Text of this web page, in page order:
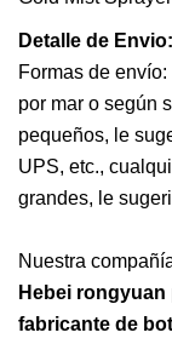
Detalle de Envio:
Formas de
por mar o según
pequeños, le
UPS, etc.,
grandes, le
Nuestra
Hebei
fabricante de